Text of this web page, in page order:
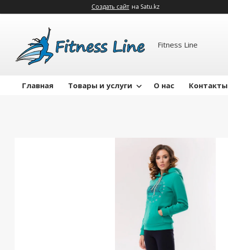
Создать сайт на Satu.kz
Fitness Line
Главная Товары и услуги О нас Контакты